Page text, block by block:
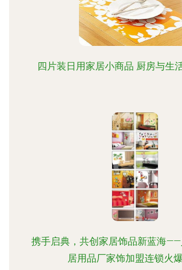
四片装日用家居小商品 厨房与生
携手启典，共创家居饰品新蓝海
居用品厂家饰加盟连锁火